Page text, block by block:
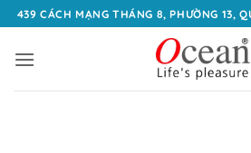
qua
nội
439 CÁCH MẠNG THÁNG 8, PHƯỜNG 13,